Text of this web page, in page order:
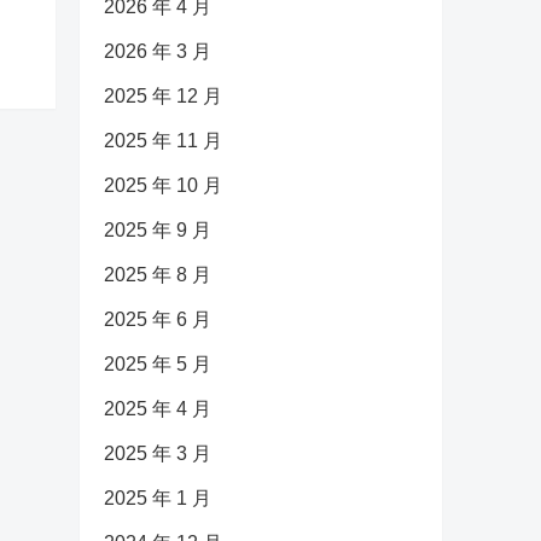
2026 年 4 月
2026 年 3 月
2025 年 12 月
2025 年 11 月
2025 年 10 月
2025 年 9 月
2025 年 8 月
2025 年 6 月
2025 年 5 月
2025 年 4 月
2025 年 3 月
2025 年 1 月